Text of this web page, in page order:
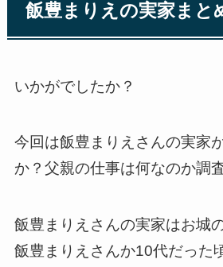
飯豊まりえの実家まと
いかがでしたか？
今回は飯豊まりえさんの実家
か？父親の仕事は何なのか調
飯豊まりえさんの実家はお城
飯豊まりえさんか10代だった